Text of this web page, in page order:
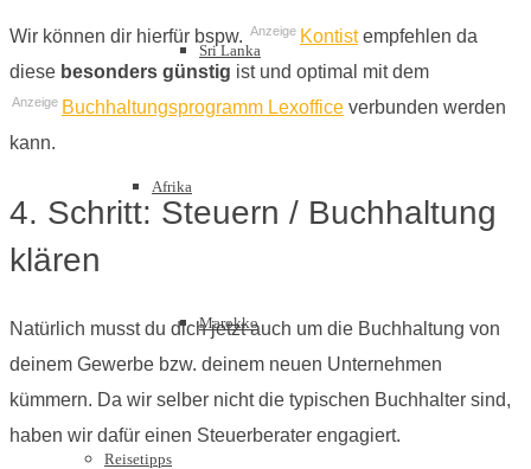
Sri Lanka
Afrika
Marokko
Reisetipps
Wir können dir hierfür bspw. Anzeige Kontistempfehlen da
diese besonders günstig ist und optimal mit dem
Anzeige Buchhaltungsprogramm Lexoffice verbunden werden
kann.
4. Schritt: Steuern / Buchhaltung
klären
Natürlich musst du dich jetzt auch um die Buchhaltung von
deinem Gewerbe bzw. deinem neuen Unternehmen
kümmern. Da wir selber nicht die typischen Buchhalter sind,
haben wir dafür einen Steuerberater engagiert.